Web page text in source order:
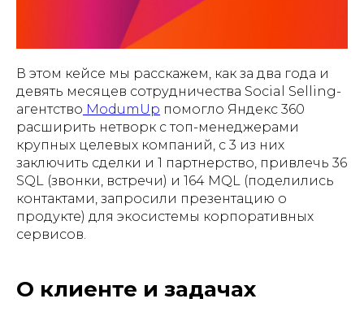
В этом кейсе мы расскажем, как за два года и
девять месяцев сотрудничества Social Selling-
агентство ModumUp помогло Яндекс 360
расширить нетворк с топ-менеджерами
крупных целевых компаний, с 3 из них
заключить сделки и 1 партнерство, привлечь 36
SQL (звонки, встречи) и 164 MQL (поделились
контактами, запросили презентацию о
продукте) для экосистемы корпоративных
сервисов.
О клиенте и задачах